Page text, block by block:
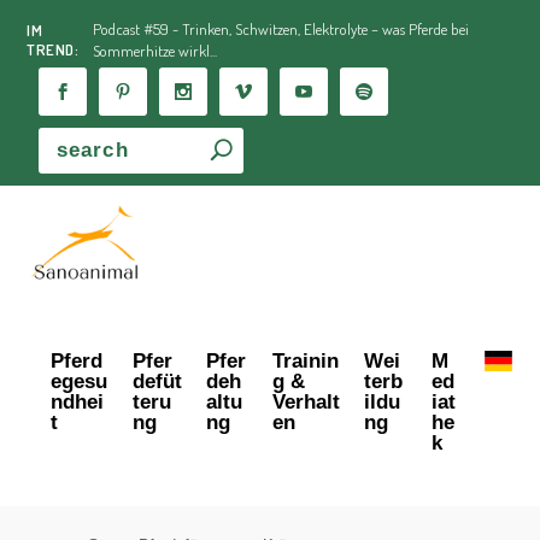
IM
TREND:
Podcast #59 - Trinken, Schwitzen, Elektrolyte – was Pferde bei
Sommerhitze wirkl...
Pferd
egesu
ndhei
t
Pfer
defüt
teru
ng
Pfer
deh
altu
ng
Trainin
g &
Verhalt
en
Wei
terb
ildu
ng
M
ed
iat
he
k